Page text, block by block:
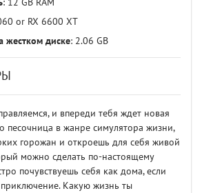
: 12 GB RAM
or RX 6600 XT
жестком диске: 2.06 GB
и впереди тебя ждет новая
песочница в жанре симулятора жизни,
горожан и откроешь для себя живой
можно сделать по-настоящему
почувствуешь себя как дома, если
Какую жизнь ты